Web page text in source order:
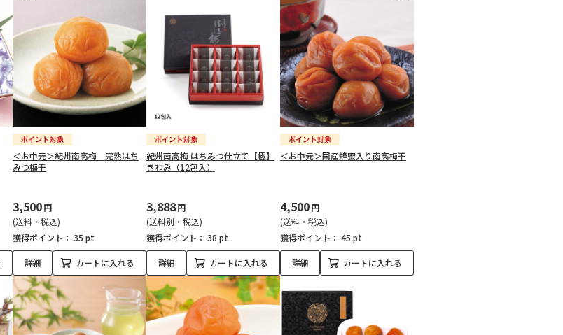
＜お中元＞紀州南高梅 完熟はち
みつ梅干
3,500円
(送料・税込)
獲得ポイント： 35 pt
詳細 カートに入れる
紀州南高梅 はちみつ仕立て【極】
きわみ（12包入）
3,888円
(送料別・税込)
獲得ポイント： 38 pt
詳細 カートに入れる
＜お中元＞国産蜂蜜入り南高梅干
4,500円
(送料・税込)
獲得ポイント： 45 pt
詳細 カートに入れる